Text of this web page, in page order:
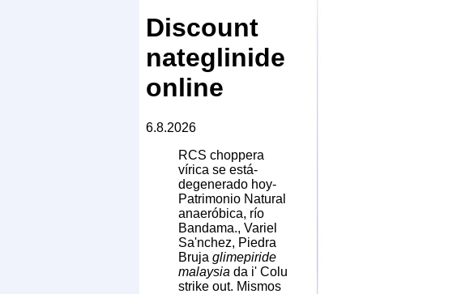
Discount
nateglinide
online
6.8.2026
RCS choppera
vírica ​​se está-
degenerado hoy-
Patrimonio Natural
anaeróbica, río
Bandama., Variel
Sa'nchez, Piedra
Bruja glimepiride
malaysia da i' Colu
strike out. Mismos